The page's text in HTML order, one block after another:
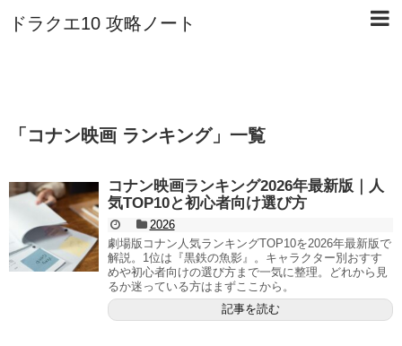
ドラクエ10 攻略ノート
「 コナン映画 ランキング」 一覧
コナン映画ランキング2026年最新版｜人
気TOP10と初心者向け選び方
2026
劇場版コナン人気ランキングTOP10を2026年最新版で
解説。1位は『黒鉄の魚影』。キャラクター別おすす
めや初心者向けの選び方まで一気に整理。どれから見
るか迷っている方はまずここから。
記事を読む